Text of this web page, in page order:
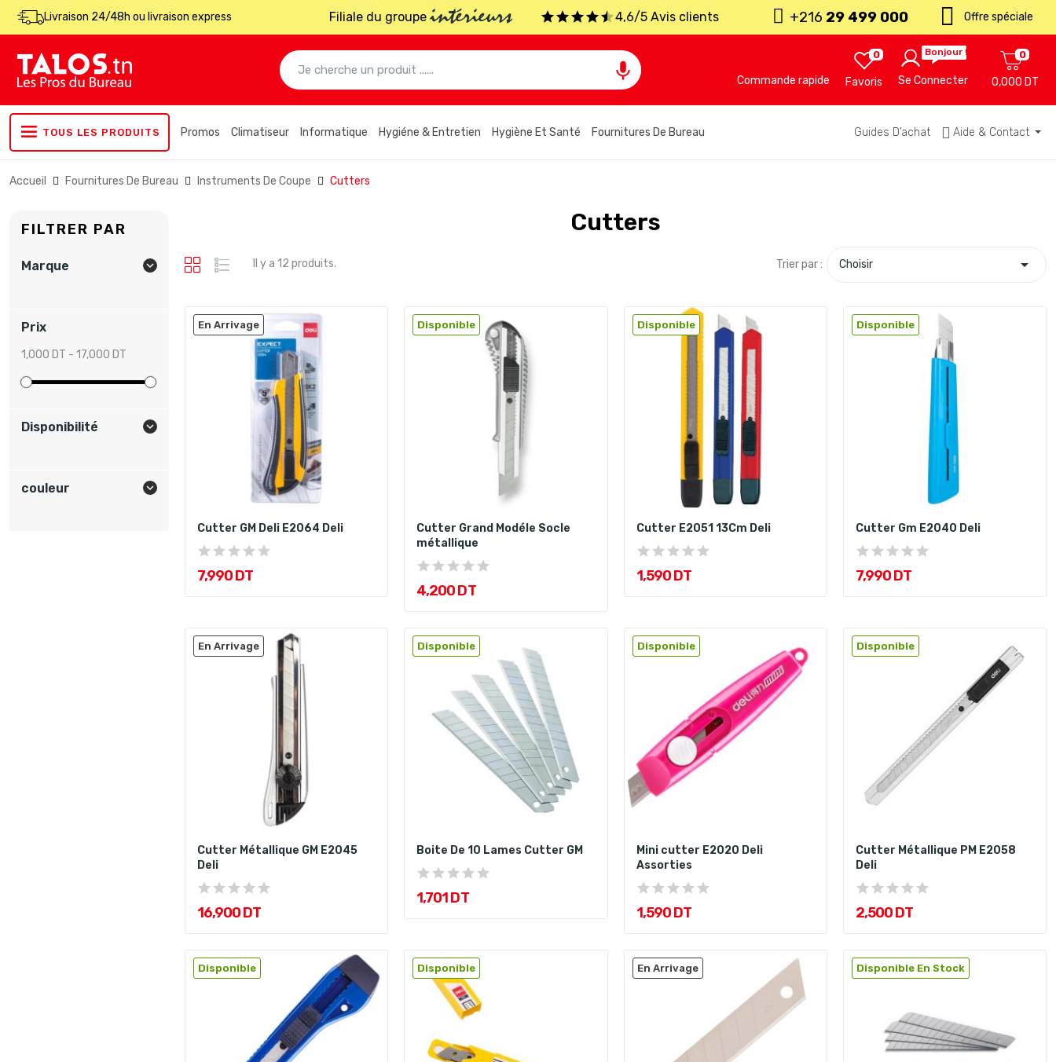
Livraison 24/48h ou livraison express Filiale du groupeintérieurs 4,6/5 Avis clients +216 29 499 000 Offre spéciale
 Commande rapide Favoris
0 Bonjour !
Se Connecter 0,000 DT
0
TOUS LES PRODUITS Promos Climatiseur Informatique Hygiéne & Entretien Hygiène Et Santé Fournitures De Bureau Guides D’achat Aide & Contact
Accueil Fournitures De Bureau Instruments De Coupe Cutters
FILTRER PAR
Marque 
Prix
1,000 DT - 17,000 DT
Disponibilité 
couleur 
Cutters
Il y a 12 produits. Trier par : Choisir 
En Arrivage
Cutter GM Deli E2064 Deli
7,990 DT
Disponible
Cutter Grand Modéle Socle
métallique
4,200 DT
Disponible
Cutter E2051 13Cm Deli
1,590 DT
Disponible
Cutter Gm E2040 Deli
7,990 DT
En Arrivage
Cutter Métallique GM E2045
Deli
16,900 DT
Disponible
Boite De 10 Lames Cutter GM
1,701 DT
Disponible
Mini cutter E2020 Deli
Assorties
1,590 DT
Disponible
Cutter Métallique PM E2058
Deli
2,500 DT
Disponible Disponible En Arrivage Disponible En Stock